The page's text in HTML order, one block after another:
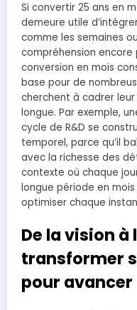
Si convertir 25 ans en
demeure utile
comme les semaines
compréhension
conversion en mois
base pour de
cherchent à cadrer
longue. Par exemple,
cycle de R&D se
temporel, parce qu’il
avec la richesse des
contexte où chaque
longue période en
optimiser chaque
De la vision à
transformer
pour avancer